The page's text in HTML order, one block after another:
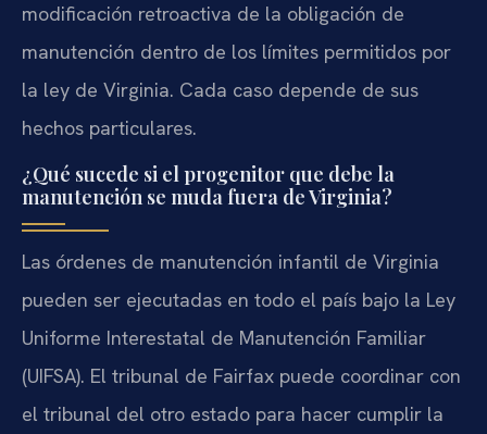
modificación retroactiva de la obligación de
manutención dentro de los límites permitidos por
la ley de Virginia. Cada caso depende de sus
hechos particulares.
¿Qué sucede si el progenitor que debe la
manutención se muda fuera de Virginia?
Las órdenes de manutención infantil de Virginia
pueden ser ejecutadas en todo el país bajo la Ley
Uniforme Interestatal de Manutención Familiar
(UIFSA). El tribunal de Fairfax puede coordinar con
el tribunal del otro estado para hacer cumplir la